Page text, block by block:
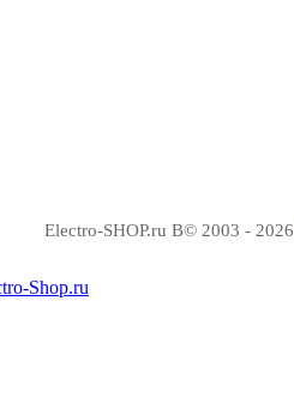
Electro-SHOP.ru В© 2003 - 2026